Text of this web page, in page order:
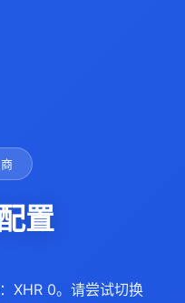
置
XHR 0。请尝试切换